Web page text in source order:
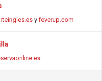
y feverup.com